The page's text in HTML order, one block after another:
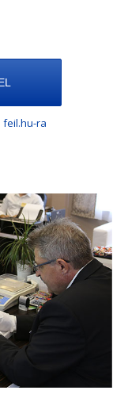
feil.hu-ra